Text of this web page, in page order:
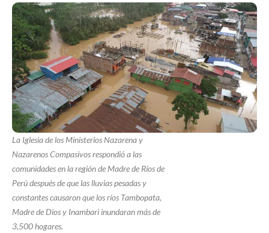
La Iglesia de los Ministerios Nazarena y
Nazarenos Compasivos respondió a las
comunidades en la región de Madre de Ríos de
Perú después de que las lluvias pesadas y
constantes causaron que los ríos Tambopata,
Madre de Dios y Inambari inundaran más de
3,500 hogares.